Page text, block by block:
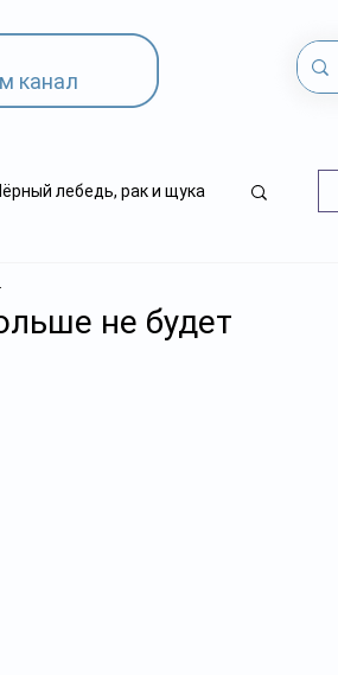
канал
лебедь, рак и щука
не будет